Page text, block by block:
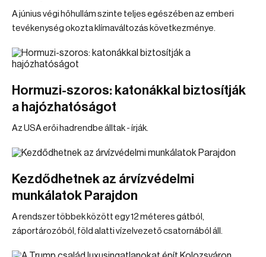
A június végi hőhullám szinte teljes egészében az emberi
tevékenység okozta klímaváltozás következménye.
Hormuzi-szoros: katonákkal biztosítják
a hajózhatóságot
Az USA erői hadrendbe álltak - írják.
Kezdődhetnek az árvízvédelmi
munkálatok Parajdon
A rendszer többek között egy 12 méteres gátból,
záportározóból, föld alatti vízelvezető csatornából áll.